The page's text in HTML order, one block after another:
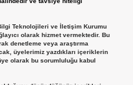
Teknolojileri ve İletişim Kurumu
olarak hizmet vermektedir. Bu
denetleme veya araştırma
üyelerimiz yazdıkları içeriklerin
olarak bu sorumluluğu kabul